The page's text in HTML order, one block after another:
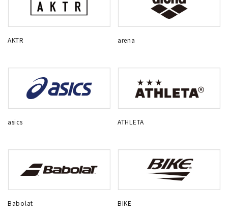
AKTR arena
asics ATHLETA
Babolat BIKE